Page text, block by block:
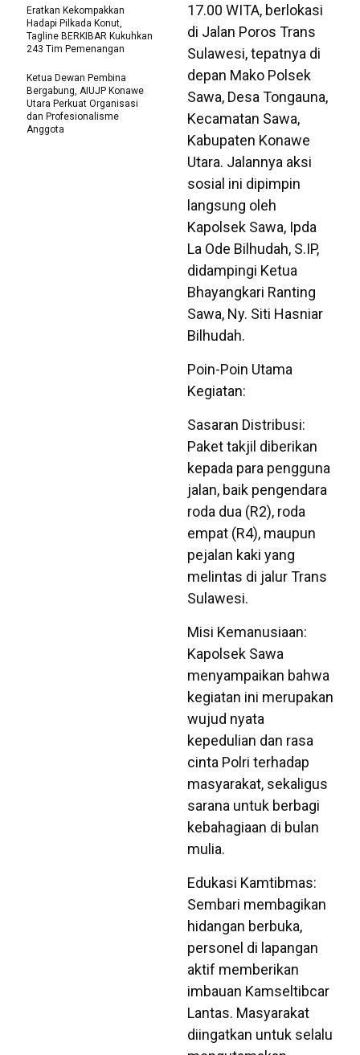
17.00 WITA, berlokasi
di Jalan Poros Trans
Sulawesi, tepatnya di
depan Mako Polsek
Sawa, Desa Tongauna,
Kecamatan Sawa,
Kabupaten Konawe
Utara. Jalannya aksi
sosial ini dipimpin
langsung oleh
Kapolsek Sawa, Ipda
La Ode Bilhudah, S.IP,
didampingi Ketua
Bhayangkari Ranting
Sawa, Ny. Siti Hasniar
Bilhudah.
Poin-Poin Utama
Kegiatan:
Sasaran Distribusi:
Paket takjil diberikan
kepada para pengguna
jalan, baik pengendara
roda dua (R2), roda
empat (R4), maupun
pejalan kaki yang
melintas di jalur Trans
Sulawesi.
Misi Kemanusiaan:
Kapolsek Sawa
menyampaikan bahwa
kegiatan ini merupakan
wujud nyata
kepedulian dan rasa
cinta Polri terhadap
masyarakat, sekaligus
sarana untuk berbagi
kebahagiaan di bulan
mulia.
Edukasi Kamtibmas:
Sembari membagikan
hidangan berbuka,
personel di lapangan
aktif memberikan
imbauan Kamseltibcar
Lantas. Masyarakat
diingatkan untuk selalu
Eratkan Kekompakkan
Hadapi Pilkada Konut,
Tagline BERKIBAR Kukuhkan
243 Tim Pemenangan
Ketua Dewan Pembina
Bergabung, AIUJP Konawe
Utara Perkuat Organisasi
dan Profesionalisme
Anggota